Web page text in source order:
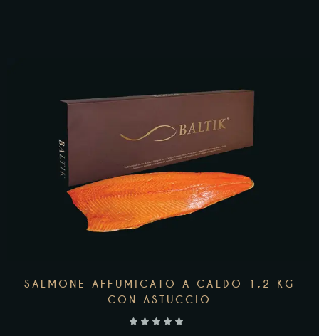
SALMONE AFFUMICATO A CALDO 1,2 KG
CON ASTUCCIO